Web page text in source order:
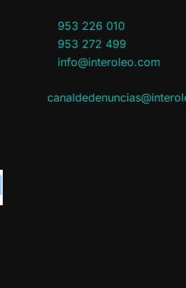
953 226 010
953 272 499
info@interoleo.com